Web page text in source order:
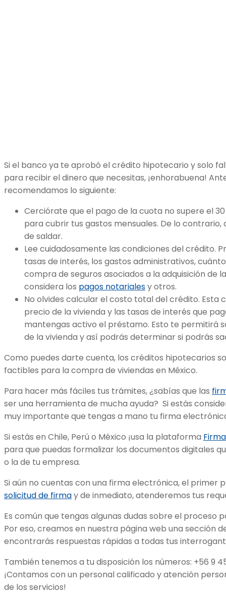
Si el banco ya te aprobó el crédito hipotecario y solo
para recibir el dinero que necesitas, ¡enhorabuena!
recomendamos lo siguiente:
Cerciórate que el pago de la cuota no supere el
para cubrir tus gastos mensuales. De lo contrario,
de saldar.
Lee cuidadosamente las condiciones del crédito.
tasas de interés, los gastos administrativos,
compra de seguros asociados a la adquisición de
considera los pagos notarialesy otros.
No olvides calcular el costo total del crédito. Esta
precio de la vivienda y las tasas de interés que
mantengas activo el préstamo. Esto te permitirá
de la vivienda y así podrás determinar si podrás
Como puedes darte cuenta, los créditos hipotecarios
factibles para la compra de viviendas en México.
Para hacer más fáciles tus trámites, ¿sabías que las
ser una herramienta de mucha ayuda? Si estás
muy importante que tengas a mano tu firma
Si estás en Chile, Perú o México ¡usa la plataforma
para que puedas formalizar los documentos digitales
o la de tu empresa.
Si aún no cuentas con una firma electrónica, el primer
solicitud de firmay de inmediato, atenderemos tus
Es común que tengas algunas dudas sobre el proceso
Por eso, creamos en nuestra página web una sección
encontrarás respuestas rápidas a todas tus
También tenemos a tu disposición los números: +56 9
¡Contamos con un personal calificado y atención
de los servicios!